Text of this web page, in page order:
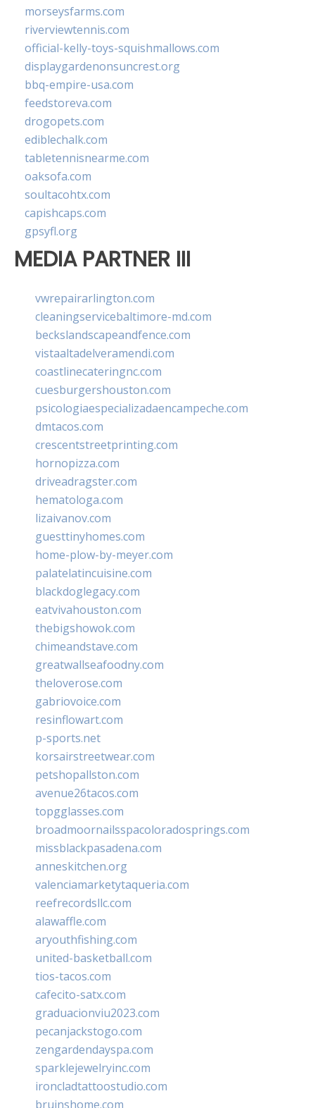
morseysfarms.com
riverviewtennis.com
official-kelly-toys-squishmallows.com
displaygardenonsuncrest.org
bbq-empire-usa.com
feedstoreva.com
drogopets.com
ediblechalk.com
tabletennisnearme.com
oaksofa.com
soultacohtx.com
capishcaps.com
gpsyfl.org
MEDIA PARTNER III
vwrepairarlington.com
cleaningservicebaltimore-md.com
beckslandscapeandfence.com
vistaaltadelveramendi.com
coastlinecateringnc.com
cuesburgershouston.com
psicologiaespecializadaencampeche.com
dmtacos.com
crescentstreetprinting.com
hornopizza.com
driveadragster.com
hematologa.com
lizaivanov.com
guesttinyhomes.com
home-plow-by-meyer.com
palatelatincuisine.com
blackdoglegacy.com
eatvivahouston.com
thebigshowok.com
chimeandstave.com
greatwallseafoodny.com
theloverose.com
gabriovoice.com
resinflowart.com
p-sports.net
korsairstreetwear.com
petshopallston.com
avenue26tacos.com
topgglasses.com
broadmoornailsspacoloradosprings.com
missblackpasadena.com
anneskitchen.org
valenciamarketytaqueria.com
reefrecordsllc.com
alawaffle.com
aryouthfishing.com
united-basketball.com
tios-tacos.com
cafecito-satx.com
graduacionviu2023.com
pecanjackstogo.com
zengardendayspa.com
sparklejewelryinc.com
ironcladtattoostudio.com
bruinshome.com